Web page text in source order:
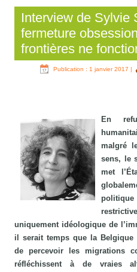
Interview de Sylvie
fermeture
frontières ne
Publication : 1 janvier 2017 |
En
malgré
sens, le
met
uniquement idéologique de
il serait temps que la Belgique
de percevoir les migrations
réfléchissent à de vraies